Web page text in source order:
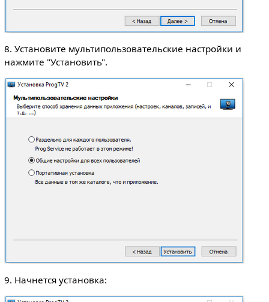
8. Установите мультипользовательские настройки и
нажмите "Установить".
9. Начнется установка: